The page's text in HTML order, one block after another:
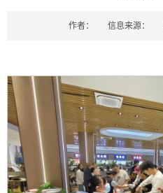
作者： 信息来源：